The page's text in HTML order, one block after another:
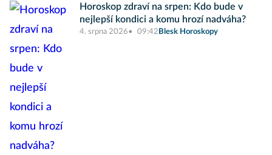
Horoskop zdraví na srpen: Kdo bude v
nejlepší kondici a komu hrozí nadváha?
4. srpna 2026 09:42 Blesk Horoskopy